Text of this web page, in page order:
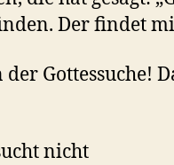
Der findet
Gottessuche!
nicht